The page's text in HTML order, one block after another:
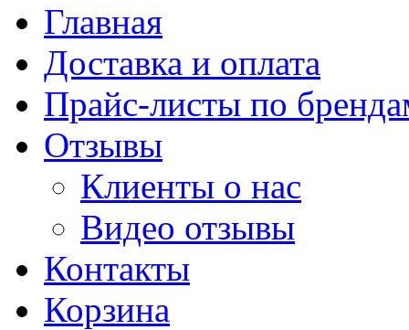
Главная
Доставка и оплата
Прайс-листы по
Отзывы
Клиенты о нас
Видео отзывы
Контакты
Корзина